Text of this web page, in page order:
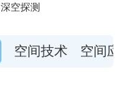
空间技术 空间应
深空探测